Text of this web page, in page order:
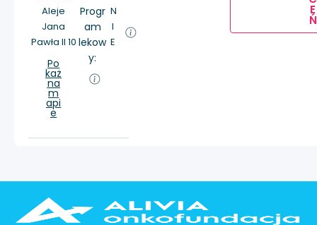
Aleje
Jana
Pawła II 10
Po
każ
na
m
api
e
Progr
am
lekow
y:
N
I
E
E
Ń